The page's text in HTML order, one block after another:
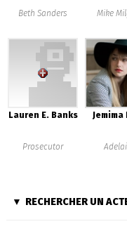
Beth Sanders Mike
Lauren E. Banks
Prosecutor
Jemima
RECHERCHER UN